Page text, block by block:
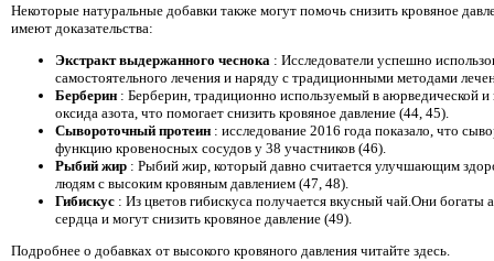
Некоторые натуральные добавки также могут помочь снизить кровяное
имеют доказательства:
Экстракт выдержанного чеснока : Исследователи успешно
самостоятельного лечения и наряду с традиционными методами
Берберин : Берберин, традиционно используемый в аюрведической
оксида азота, что помогает снизить кровяное давление (44, 45).
Сывороточный протеин : исследование 2016 года показало, что
функцию кровеносных сосудов у 38 участников (46).
Рыбий жир : Рыбий жир, который давно считается улучшающим
людям с высоким кровяным давлением (47, 48).
Гибискус : Из цветов гибискуса получается вкусный чай.Они
сердца и могут снизить кровяное давление (49).
Подробнее о добавках от высокого кровяного давления читайте здесь.